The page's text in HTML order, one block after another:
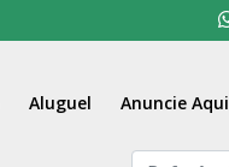
Aluguel Anuncie Aqui